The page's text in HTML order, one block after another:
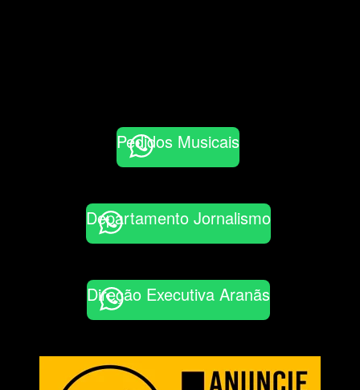
Pedidos Musicais
Departamento Jornalismo
Direção Executiva Aranãs